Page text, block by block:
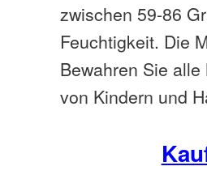
zwischen 59-86
Feuchtigkeit. Die
Bewahren Sie
von Kindern und